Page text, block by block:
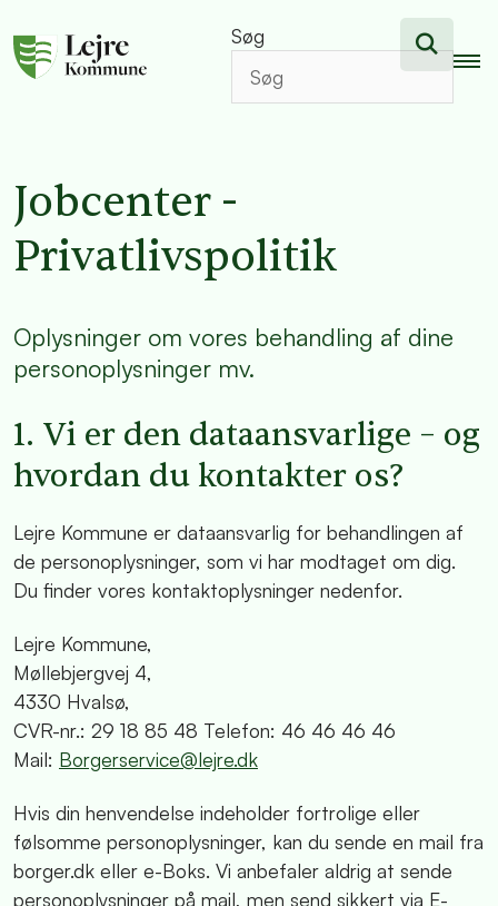
Søg
Jobcenter -
Privatlivspolitik
Oplysninger om vores behandling af dine
personoplysninger mv.
1. Vi er den dataansvarlige – og
hvordan du kontakter os?
Lejre Kommune er dataansvarlig for behandlingen af
de personoplysninger, som vi har modtaget om dig.
Du finder vores kontaktoplysninger nedenfor.
Lejre Kommune,
Møllebjergvej 4,
4330 Hvalsø,
CVR-nr.: 29 18 85 48 Telefon: 46 46 46 46
Mail: Borgerservice@lejre.dk
Hvis din henvendelse indeholder fortrolige eller
følsomme personoplysninger, kan du sende en mail fra
borger.dk eller e-Boks. Vi anbefaler aldrig at sende
personoplysninger på mail, men send sikkert via E-